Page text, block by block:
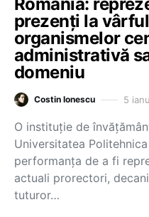
prezenți la
organismelor
administrativă
domeniu
Costin Ionescu 5
O instituție de
Universitatea
performanța de a fi
actuali prorectori,
tuturor…